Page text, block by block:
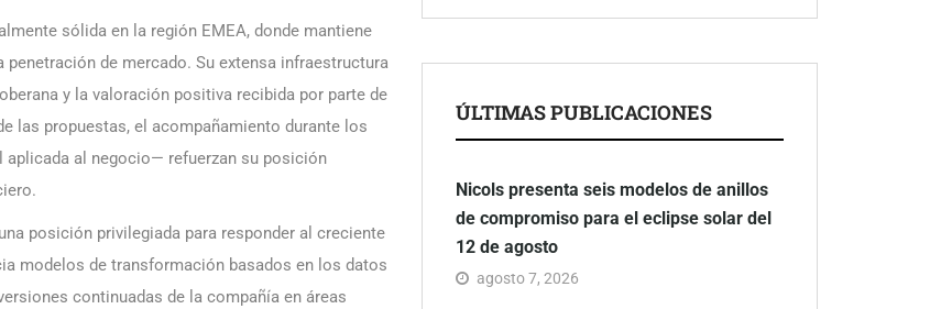
sólida en la región EMEA, donde mantiene
de mercado. Su extensa infraestructura
y la valoración positiva recibida por parte de
las propuestas, el acompañamiento durante los
al negocio— refuerzan su posición
posición privilegiada para responder al creciente
modelos de transformación basados en los datos
continuadas de la compañía en áreas
ÚLTIMAS PUBLICACIONES
Nicols presenta seis modelos de anillos
de compromiso para el eclipse solar del
12 de agosto
agosto 7, 2026